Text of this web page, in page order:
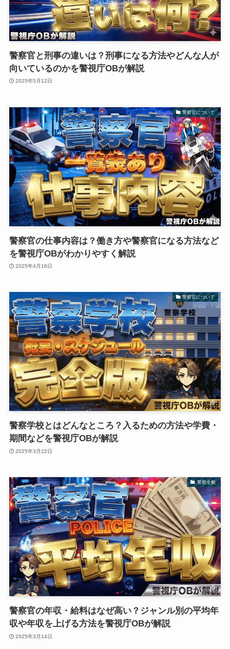
警察官と刑事の違いは？刑事になる方法やどんな人が
向いているのかを警視庁OBが解説
2025年5月12日
警察官について
警察官の仕事内容は？働き方や警察官になる方法など
を警視庁OBがわかりやすく解説
2025年4月16日
警察官について
警察学校とはどんなところ？入るための方法や学費・
期間などを警視庁OBが解説
2025年3月22日
警察全般
警察官の年収・給料はなぜ高い？ジャンル別の平均年
収や年収を上げる方法を警視庁OBが解説
2025年3月14日